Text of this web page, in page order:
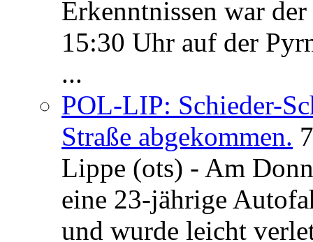
Erkenntnissen war
15:30 Uhr auf der
...
POL-LIP: Schieder-
Straße abgekommen.
Lippe (ots) - Am
eine 23-jährige
und wurde leicht